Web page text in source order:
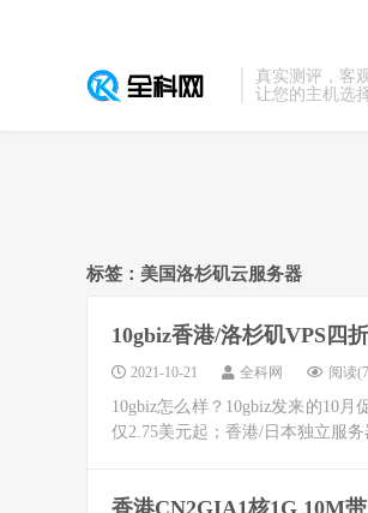
真实测评，客
让您的主机选
标签：美国洛杉矶云服务器
10gbiz香港/洛杉矶VPS四
2021-10-21 全科网 阅读
10gbiz怎么样？10gbiz发来的10
仅2.75美元起；香港/日本独立服
香港CN2GIA1核1G 10M